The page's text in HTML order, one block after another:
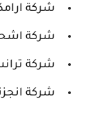
شركة
شركة
شركة
شركة